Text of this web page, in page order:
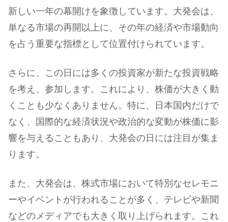
新しい一年の幕開けを象徴しています。大発会は、
単なる市場の再開以上に、その年の経済や市場動向
を占う重要な指標として位置付けられています。
さらに、この日には多くの投資家が新たな投資戦略
を考え、参加します。これにより、株価が大きく動
くことも少なくありません。特に、日本国内だけで
なく、国際的な経済状況や政治的な変動が株価に影
響を与えることもあり、大発会の日には注目が集ま
ります。
また、大発会は、株式市場において特別なセレモニ
ーやイベントが行われることが多く、テレビや新聞
などのメディアでも大きく取り上げられます。これ